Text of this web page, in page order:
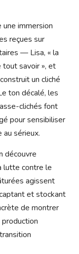
une immersion
reçues sur
— Lisa, « la
tout savoir », et
un cliché
ton décalé, les
clichés font
pour sensibiliser
au sérieux.
découvre
lutte contre le
agissent
et stockant
de montrer
production